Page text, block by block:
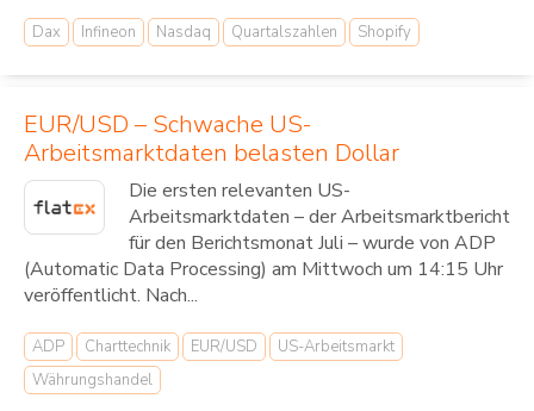
Dax Infineon Nasdaq Quartalszahlen Shopify
EUR/USD – Schwache US-
Arbeitsmarktdaten belasten Dollar
Die ersten relevanten US-
Arbeitsmarktdaten – der Arbeitsmarktbericht
für den Berichtsmonat Juli – wurde von ADP
(Automatic Data Processing) am Mittwoch um 14:15 Uhr
veröffentlicht. Nach...
ADP Charttechnik EUR/USD
US-Arbeitsmarkt
Währungshandel